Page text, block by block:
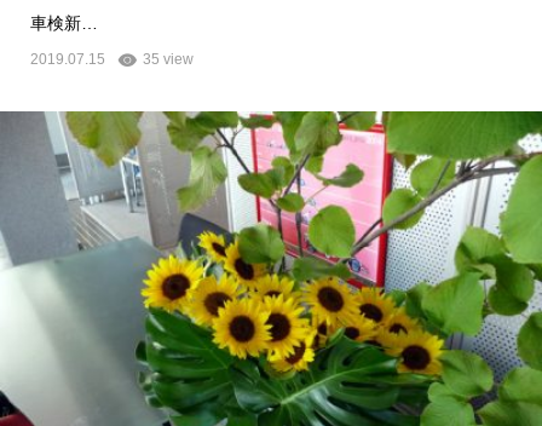
車検新…
2019.07.15 35 view